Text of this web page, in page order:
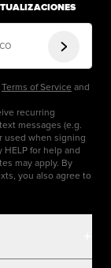
Terms of Service and
recurring
messages (e.g.
used when signing
for help and
may apply. By
you also agree to